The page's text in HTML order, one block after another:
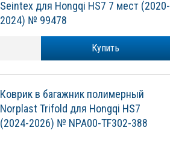
Seintex для Hongqi HS7 7 мест (2020-
2024) № 99478
Купить
Коврик в багажник полимерный
Norplast Trifold для Hongqi HS7
(2024-2026) № NPA00-TF302-388